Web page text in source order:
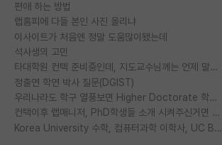
편애 하는 방법
랩홈피에 다들 본인 사진 올리냐
이사이트가 처음엔 정말 도움많이됐는데
석사생의 고민
타대학원 컨텍 준비중인데, 지도교수님께는 언제 말씀드려야 할까요?
정출연 학연 박사 질문(DGIST)
우리나라도 학구 열풍보면 Higher Doctorate 학위가 필요하다고 봅니다.
컨택이후 랩매니저, PhD학생들 소개 시켜주신거면 거의 컨펌에 가깝나요?
Korea University 수학, 컴퓨터과학 이학사, UC Berkeley 산업공학 대학원 공학박사가 되는 것은 쉽지 않겠죠?